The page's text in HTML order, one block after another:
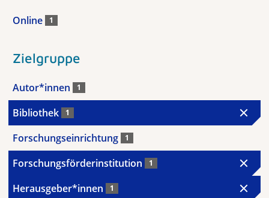
Online 1
Zielgruppe
Autor*innen 1
Bibliothek 1
Forschungseinrichtung 1
Forschungsförderinstitution 1
Herausgeber*innen 1